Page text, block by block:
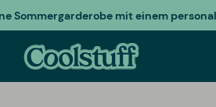
Sommergarderobe mit einem